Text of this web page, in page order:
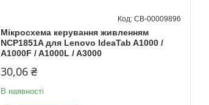
Мікросхема керування живленням
NCP1851A для Lenovo IdeaTab A1000 /
A1000F / A1000L / A3000
CB-00009896
30,06 ₴
В наявності